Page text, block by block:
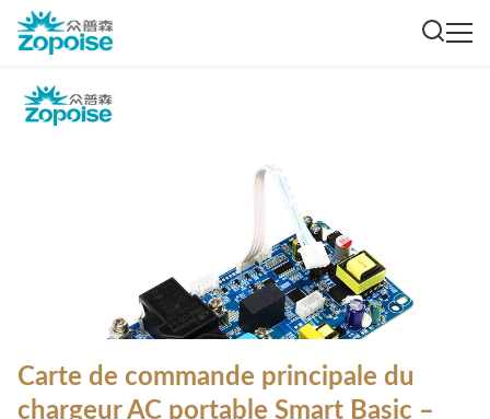
Carte de commande principale du
chargeur AC portable Smart Basic –